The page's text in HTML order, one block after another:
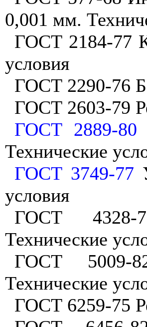
0,001 мм.
ГОСТ 2184-77
условия
ГОСТ 2290-76
ГОСТ 2603-79
ГОСТ 2889-80
Технические
ГОСТ 3749-77
условия
ГОСТ 4328-
Технические
ГОСТ 5009-
Технические
ГОСТ 6259-75